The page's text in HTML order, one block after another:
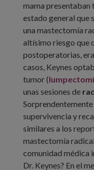
mama presentaban
estado general que
una mastectomía
altísimo riesgo que
postoperatorias,
casos, Keynes
tumor (
unas sesiones de
supervivencia y
similares a los
mastectomía
comunidad médica
Dr. Keynes? En el